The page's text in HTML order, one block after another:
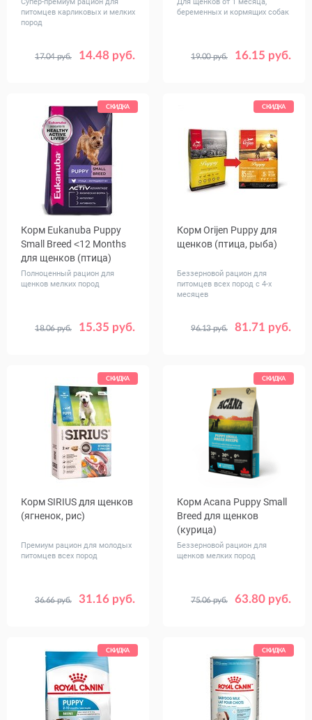
питомцев карликовых и мелких
пород
14.48 руб.
17.04 руб.
Вес, кг 0.8 2.5
беременных и кормящих собак
16.15 руб.
19.00 руб.
Вес, кг 0.4 1.5 7
СКИДКА
Корм Eukanuba Puppy
Small Breed ˂12 Months
для щенков (птица)
Полноценный рацион для
щенков мелких пород
15.35 руб.
18.06 руб.
Вес, кг 0.8 3 10
СКИДКА
Корм Orijen Puppy для
щенков (птица, рыба)
Беззерновой рацион для
питомцев всех пород с 4-х
месяцев
81.71 руб.
96.13 руб.
Вес, кг 0.34 2
6
СКИДКА
Корм SIRIUS для щенков
(ягненок, рис)
Премиум рацион для молодых
питомцев всех пород
31.16 руб.
36.66 руб.
Вес, кг 2
СКИДКА
Корм Acana Puppy Small
Breed для щенков
(курица)
Беззерновой рацион для
щенков мелких пород
63.80 руб.
75.06 руб.
Вес, кг 0.34 2 6
СКИДКА СКИДКА